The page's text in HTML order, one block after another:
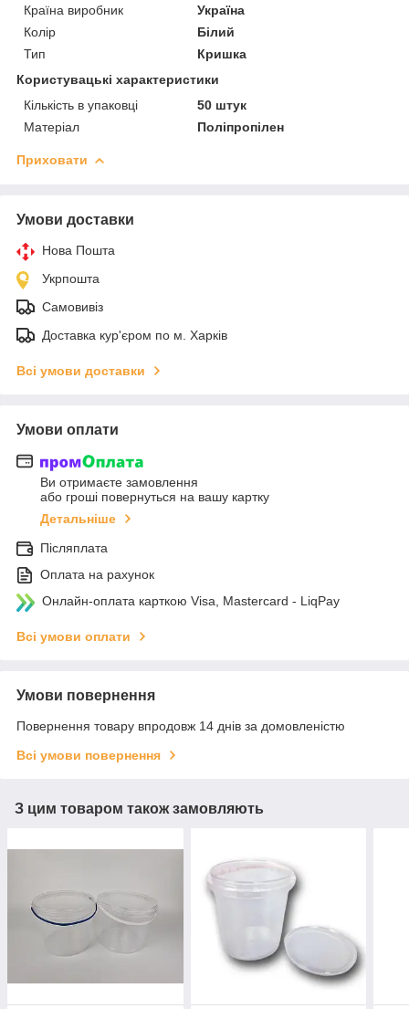
Країна виробник
Україна
Колір
Білий
Тип
Кришка
Користувацькі характеристики
Кількість в упаковці
50 штук
Матеріал
Поліпропілен
Приховати
Умови доставки
Нова Пошта
Укрпошта
Самовивіз
Доставка кур'єром по м. Харків
Всі умови доставки
Умови оплати
Ви отримаєте замовлення
або гроші повернуться на вашу картку
Детальніше
Післяплата
Оплата на рахунок
Онлайн-оплата карткою Visa, Mastercard - LiqPay
Всі умови оплати
Умови повернення
Повернення товару впродовж 14 днів за домовленістю
Всі умови повернення
З цим товаром також замовляють